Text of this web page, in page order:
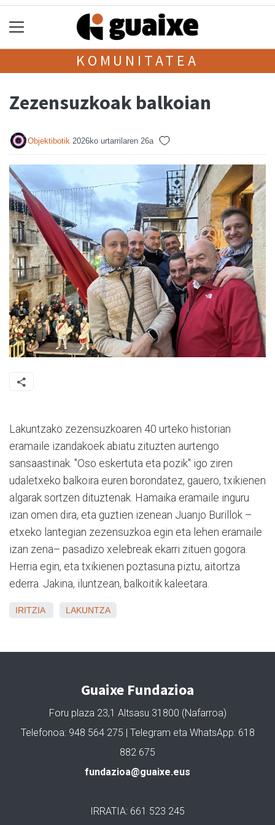
KOMUNITATEA
Zezensuzkoak balkoian
Objektibotik 2026ko urtarrilaren 26a
Lakuntzako zezensuzkoaren 40 urteko historian
eramaile izandakoek abiatu zituzten aurtengo
sansaastinak. "Oso eskertuta eta pozik" igo ziren
udaletxeko balkoira euren borondatez, gauero, txikienen
algarak sortzen dituztenak. Hamaika eramaile inguru
izan omen dira, eta guztien izenean Juanjo Burillok –
etxeko lantegian zezensuzkoa egin eta lehen eramaile
izan zena– pasadizo xelebreak ekarri zituen gogora.
Herria egin, eta txikienen poztasuna piztu, aitortza
ederra. Jakina, iluntzean, balkoitik kaleetara.
IRITZIA LAKUNTZA
Guaixe Fundazioa
Foru plaza 23,1 Altsasu 31800 (Nafarroa)
Telefonoa: 948 564 275 | Telegram eta WhatsApp: 618
882 675
fundazioa@guaixe.eus
IRRATIA: 661 523 245